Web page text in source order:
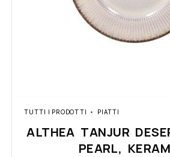
TUTTI I PRODOTTI PIATTI
ALTHEA TANJUR
PEARL,